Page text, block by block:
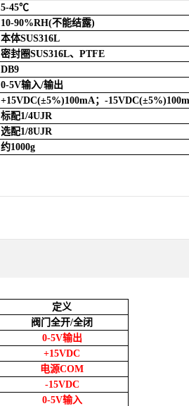
5-45℃
10-90%RH(不能结露)
本体SUS316L
密封圈SUS316L、PTFE
DB9
0-5V输入/输出
+15VDC(±5%)100mA；-
标配1/4UJR
选配1/8UJR
约1000g
定义
阀门全开/全闭
0-5V输出
+15VDC
电源COM
-15VDC
0-5V输入